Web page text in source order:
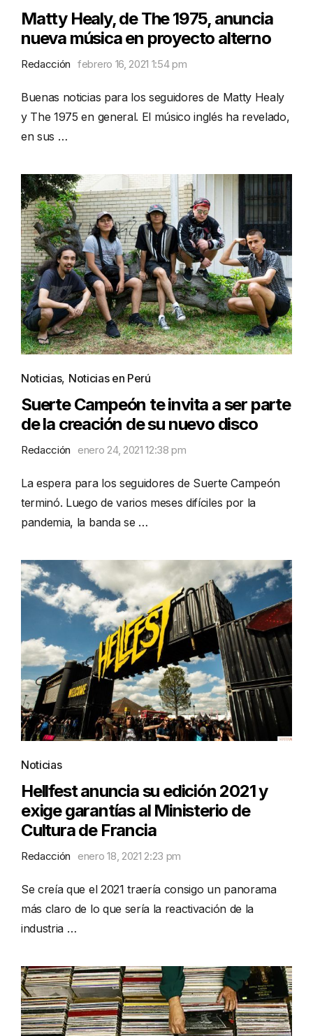
Matty Healy, de The 1975, anuncia
nueva música en proyecto alterno
Redacción febrero 16, 2021 1:54 pm
Buenas noticias para los seguidores de Matty Healy
y The 1975 en general. El músico inglés ha revelado,
en sus …
Noticias, Noticias en Perú
Suerte Campeón te invita a ser parte
de la creación de su nuevo disco
Redacción enero 24, 2021 12:38 pm
La espera para los seguidores de Suerte Campeón
terminó. Luego de varios meses difíciles por la
pandemia, la banda se …
Noticias
Hellfest anuncia su edición 2021 y
exige garantías al Ministerio de
Cultura de Francia
Redacción enero 18, 2021 2:23 pm
Se creía que el 2021 traería consigo un panorama
más claro de lo que sería la reactivación de la
industria …